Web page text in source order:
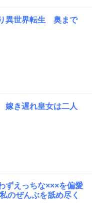
異世界転生 奥まで
き遅れ皇女は二人
ずえっちな×××を偏愛
のぜんぶを舐め尽く